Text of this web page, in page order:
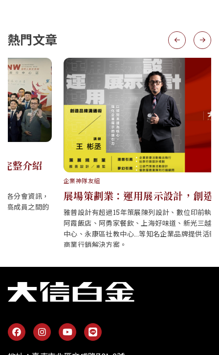
熱門文章
展場策劃業：運用展示設計，創造品牌溝通術
雅普設計有超過15年策展陳列設計、數位印前執行從業經驗，為
阿霞飯店、阿勇家餐飲、上海好味道、新光三越百貨、南紡購物
中心、永康區社教中心...等知名企業品牌提供活動展示視覺規劃與
商業行銷解決方案。